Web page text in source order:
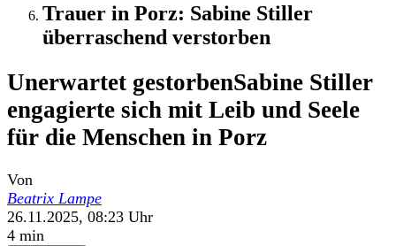
Trauer in Porz: Sabine Stiller
überraschend verstorben
Unerwartet gestorbenSabine Stiller
engagierte sich mit Leib und Seele
für die Menschen in Porz
Von
Beatrix Lampe
26.11.2025, 08:23 Uhr
4 min